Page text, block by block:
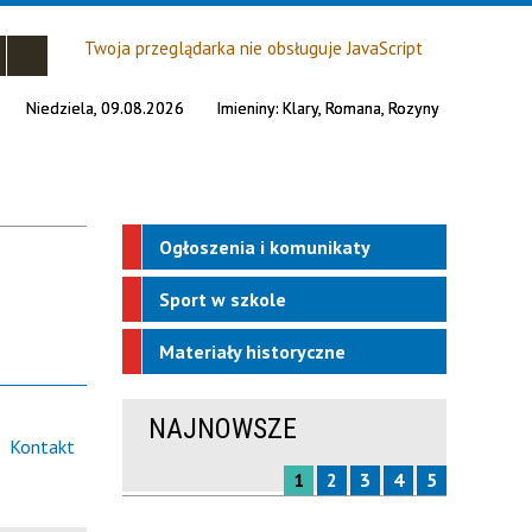
Twoja przeglądarka nie obsługuje JavaScript
Niedziela, 09.08.2026 Imieniny: Klary, Romana, Rozyny
Kontakt
Ogłoszenia i komunikaty
Sport w szkole
Materiały historyczne
NAJNOWSZE
1 2 3 4 5